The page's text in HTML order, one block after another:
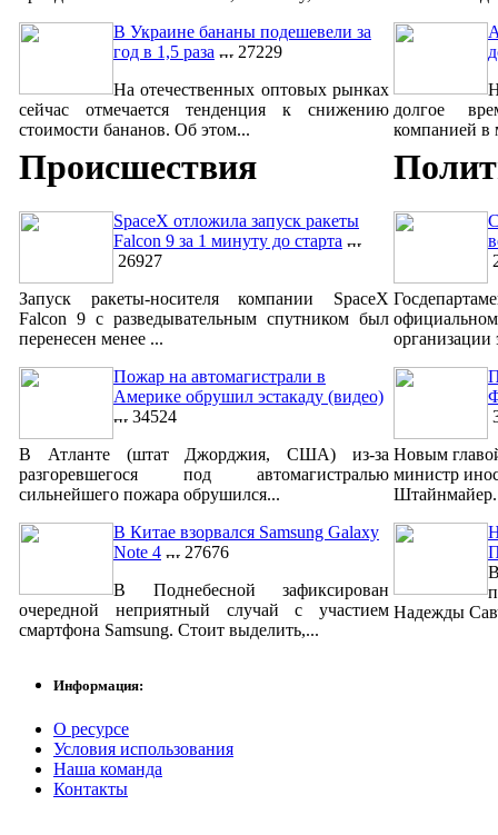
В Украине бананы подешевели за
год в 1,5 раза
27229
На отечественных оптовых рынках
сейчас отмечается тенденция к снижению
стоимости бананов. Об этом...
долгое
компанией в
Происшествия
SpaceX отложила запуск ракеты
Falcon 9 за 1 минуту до старта
26927
Запуск ракеты-носителя компании SpaceX
Falcon 9 с разведывательным спутником был
перенесен менее ...
Пожар на автомагистрали в
Америке обрушил эстакаду (видео)
34524
В Атланте (штат Джорджия, США) из-за
разгоревшегося под автомагистралью
сильнейшего пожара обрушился...
В Китае взорвался Samsung Galaxy
Note 4
27676
В Поднебесной зафиксирован
очередной неприятный случай с участием
смартфона Samsung. Стоит выделить,...
организации
Новым
министр
Надежды
Информация:
О ресурсе
Условия использования
Наша команда
Контакты